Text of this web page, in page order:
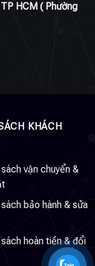
HCM ( Phường
KHÁCH
vận chuyển &
bảo hành & sửa
hoàn tiền & đổi